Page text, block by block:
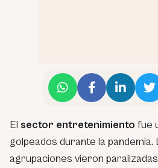
El sector entretenimiento fue
golpeados durante la
agrupaciones vieron paralizadas